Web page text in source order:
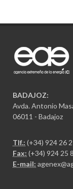
BADAJOZ:
Avda. Antonio
06011 - Badajoz
Tlf.: (+34) 924 26
Fax: (+34) 924 25
E-mail: